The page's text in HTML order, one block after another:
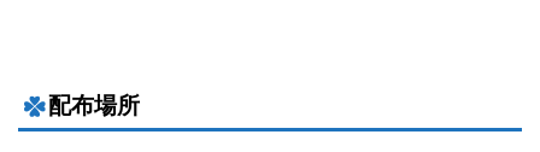
配布場所